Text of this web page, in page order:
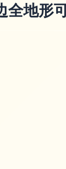
全地形